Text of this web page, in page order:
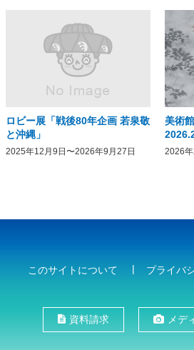
ロビー展「戦後80年企画 若泉敬
と沖縄」
2025年12月9日〜2026年9月27日
美術
2026
このサイトについて プライバ
資料請求 メデ